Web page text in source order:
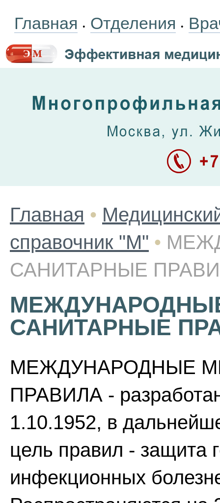
Главная • Отделения •
Главная •
справочник "М" •
САНИТАРНЫЕ
САНИТАРНЫЕ
МЕЖДУНАРОДНЫЕ
ПРАВИЛА -
1.10.1952, в
цель правил - защита
инфекционных